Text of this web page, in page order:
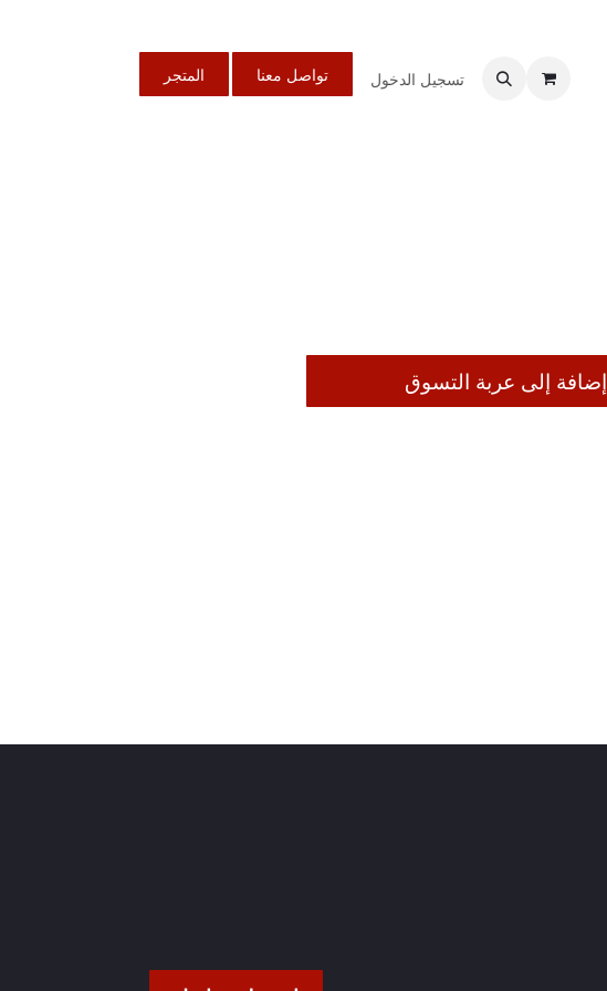
تسجيل الدخول تواصل معنا المتجر
إضافة إلى عربة التسوق